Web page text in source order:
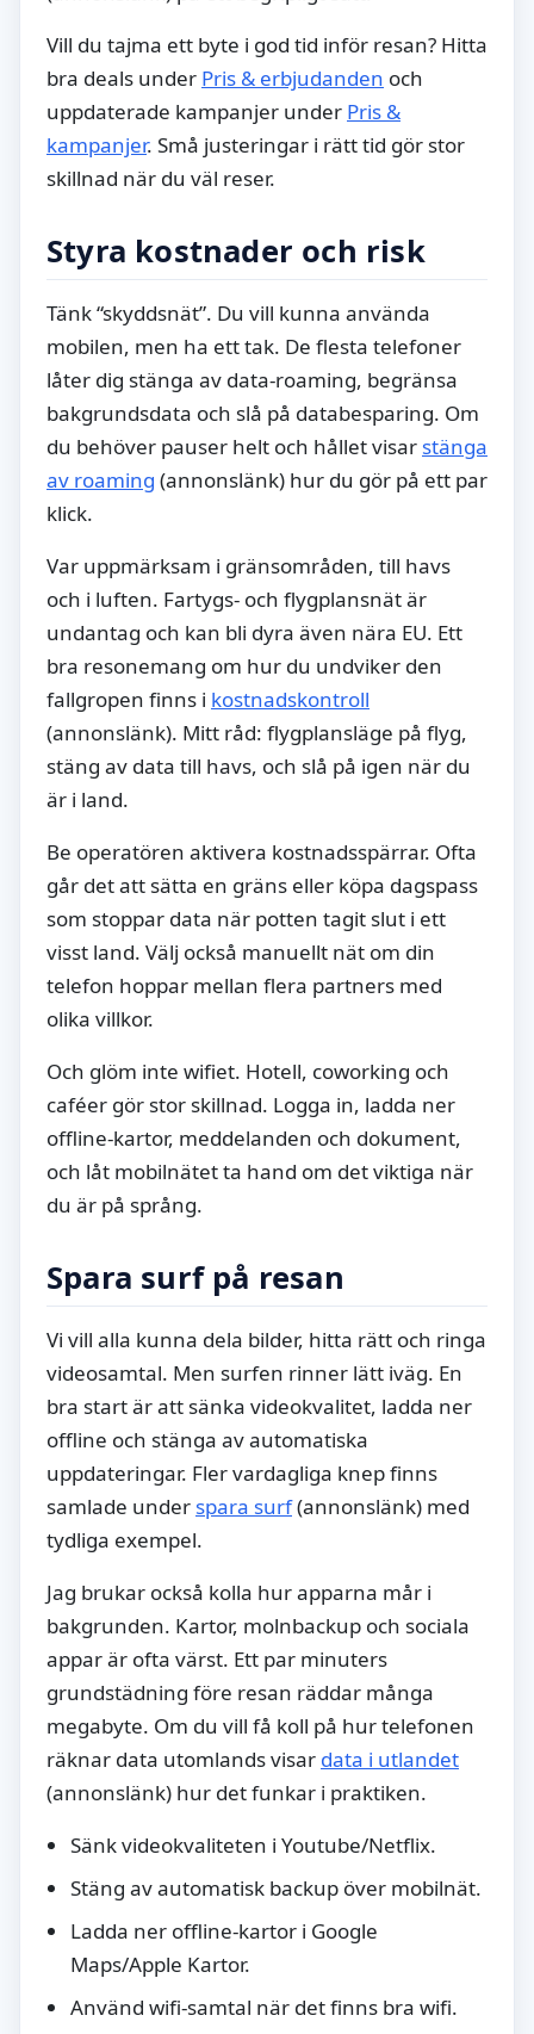
Vill du tajma ett byte i god tid inför resan? Hitta
bra deals under Pris & erbjudanden och
uppdaterade kampanjer under Pris &
kampanjer. Små justeringar i rätt tid gör stor
skillnad när du väl reser.
Styra kostnader och risk
Tänk “skyddsnät”. Du vill kunna använda
mobilen, men ha ett tak. De flesta telefoner
låter dig stänga av data-roaming, begränsa
bakgrundsdata och slå på databesparing. Om
du behöver pauser helt och hållet visar stänga
av roaming (annonslänk) hur du gör på ett par
klick.
Var uppmärksam i gränsområden, till havs
och i luften. Fartygs- och flygplansnät är
undantag och kan bli dyra även nära EU. Ett
bra resonemang om hur du undviker den
fallgropen finns i kostnadskontroll
(annonslänk). Mitt råd: flygplansläge på flyg,
stäng av data till havs, och slå på igen när du
är i land.
Be operatören aktivera kostnadsspärrar. Ofta
går det att sätta en gräns eller köpa dagspass
som stoppar data när potten tagit slut i ett
visst land. Välj också manuellt nät om din
telefon hoppar mellan flera partners med
olika villkor.
Och glöm inte wifiet. Hotell, coworking och
caféer gör stor skillnad. Logga in, ladda ner
offline-kartor, meddelanden och dokument,
och låt mobilnätet ta hand om det viktiga när
du är på språng.
Spara surf på resan
Vi vill alla kunna dela bilder, hitta rätt och ringa
videosamtal. Men surfen rinner lätt iväg. En
bra start är att sänka videokvalitet, ladda ner
offline och stänga av automatiska
uppdateringar. Fler vardagliga knep finns
samlade under spara surf(annonslänk) med
tydliga exempel.
Jag brukar också kolla hur apparna mår i
bakgrunden. Kartor, molnbackup och sociala
appar är ofta värst. Ett par minuters
grundstädning före resan räddar många
megabyte. Om du vill få koll på hur telefonen
räknar data utomlands visar data i utlandet
(annonslänk) hur det funkar i praktiken.
Sänk videokvaliteten i Youtube/Netflix.
Stäng av automatisk backup över mobilnät.
Ladda ner offline-kartor i Google
Maps/Apple Kartor.
Använd wifi-samtal när det finns bra wifi.